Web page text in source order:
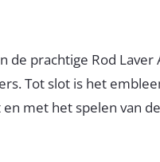
de prachtige Rod
Tot slot is het
met het spelen van